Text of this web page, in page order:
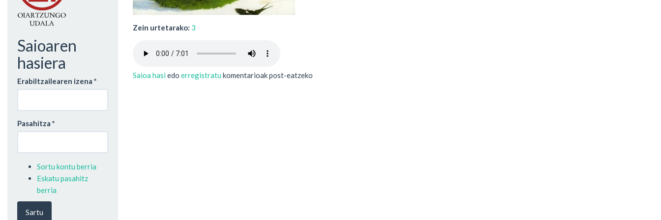
Saioaren
hasiera
Erabiltzailearen izena *
Pasahitza *
Sortu kontu berria
Eskatu pasahitz
berria
Sartu
Zein urtetarako: 3
Saioa hasi edo erregistratu komentarioak post-eatzeko